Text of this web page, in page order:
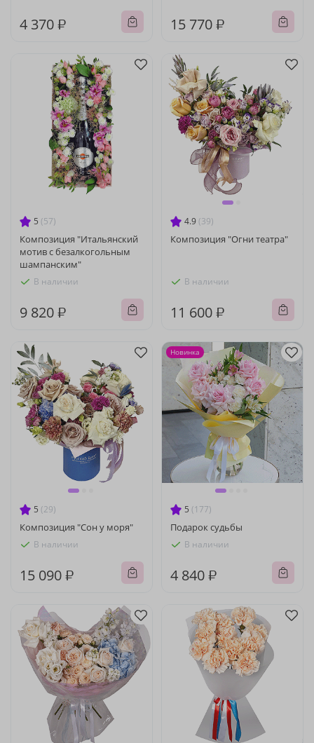
4 370 ₽ 15 770 ₽
5 (57)
Композиция "Итальянский
мотив с безалкогольным
шампанским"
В наличии
9 820 ₽
4.9 (39)
Композиция "Огни театра"
В наличии
11 600 ₽
5 (29)
Композиция "Сон у моря"
В наличии
15 090 ₽
5 (177)
Подарок судьбы
В наличии
4 840 ₽
Новинка